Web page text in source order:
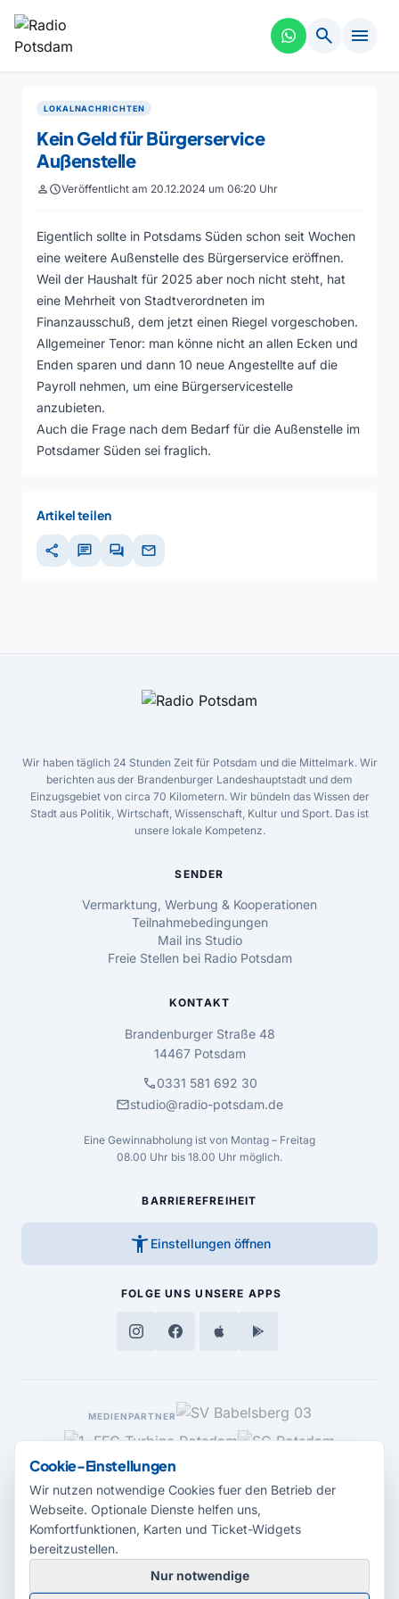
search menu
LOKALNACHRICHTEN
Kein Geld für Bürgerservice
Außenstelle
personscheduleVeröffentlicht am 20.12.2024 um 06:20 Uhr
Eigentlich sollte in Potsdams Süden schon seit Wochen
eine weitere Außenstelle des Bürgerservice eröffnen.
Weil der Haushalt für 2025 aber noch nicht steht, hat
eine Mehrheit von Stadtverordneten im
Finanzausschuß, dem jetzt einen Riegel vorgeschoben.
Allgemeiner Tenor: man könne nicht an allen Ecken und
Enden sparen und dann 10 neue Angestellte auf die
Payroll nehmen, um eine Bürgerservicestelle
anzubieten.
Auch die Frage nach dem Bedarf für die Außenstelle im
Potsdamer Süden sei fraglich.
Artikel teilen
share chat forum mail
Wir haben täglich 24 Stunden Zeit für Potsdam und die Mittelmark. Wir
berichten aus der Brandenburger Landeshauptstadt und dem
Einzugsgebiet von circa 70 Kilometern. Wir bündeln das Wissen der
Stadt aus Politik, Wirtschaft, Wissenschaft, Kultur und Sport. Das ist
unsere lokale Kompetenz.
SENDER
Vermarktung, Werbung & Kooperationen
Teilnahmebedingungen
Mail ins Studio
Freie Stellen bei Radio Potsdam
KONTAKT
Brandenburger Straße 48
14467 Potsdam
call0331 581 692 30
mailstudio@radio-potsdam.de
Eine Gewinnabholung ist von Montag – Freitag
08.00 Uhr bis 18.00 Uhr möglich.
BARRIEREFREIHEIT
accessibility_new Einstellungen öffnen
FOLGE UNS UNSERE APPS
MEDIENPARTNER
© 2026 Radio Potsdam. Webseite entwickelt durch dieMedienagentur
Cookie-Einstellungen
Wir nutzen notwendige Cookies fuer den Betrieb der
Webseite. Optionale Dienste helfen uns,
Komfortfunktionen, Karten und Ticket-Widgets
bereitzustellen.
Nur notwendige